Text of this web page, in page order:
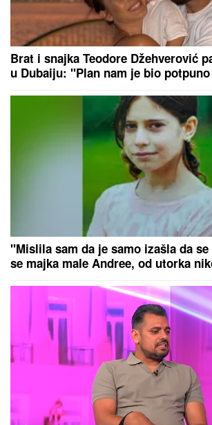
da skoči sa terase!
policija
"IMAO JE NAPADE, TREBALO SE
Pevačica zbog unuka sa autizmom
selo, pa morala da donese najtežu
je agresivan"
Pomračenje Sunca
dana: Evo gde će se
sati će biti u Srbiji